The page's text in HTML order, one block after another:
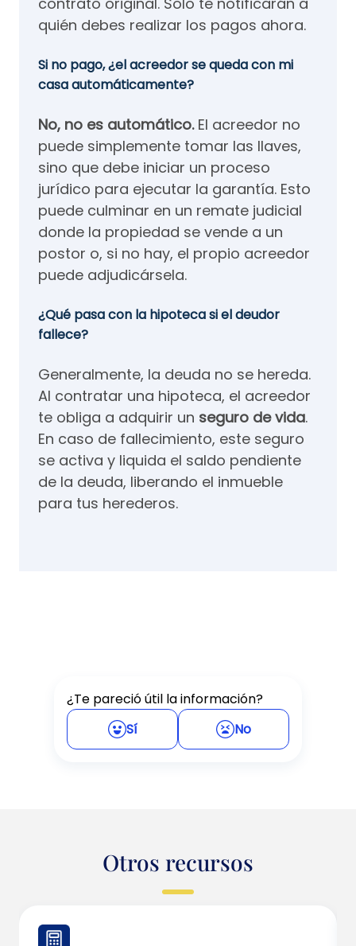
quién debes realizar los pagos ahora.
Si no pago, ¿el acreedor se queda con mi
casa automáticamente?
No, no es automático.El acreedor no
puede simplemente tomar las llaves,
sino que debe iniciar un proceso
jurídico para ejecutar la garantía. Esto
puede culminar en un remate judicial
donde la propiedad se vende a un
postor o, si no hay, el propio acreedor
puede adjudicársela.
¿Qué pasa con la hipoteca si el deudor
fallece?
Generalmente, la deuda no se hereda.
Al contratar una hipoteca, el acreedor
te obliga a adquirir un seguro de vida.
En caso de fallecimiento, este seguro
se activa y liquida el saldo pendiente
de la deuda, liberando el inmueble
para tus herederos.
¿Te pareció útil la información?
Sí
No
Otros recursos